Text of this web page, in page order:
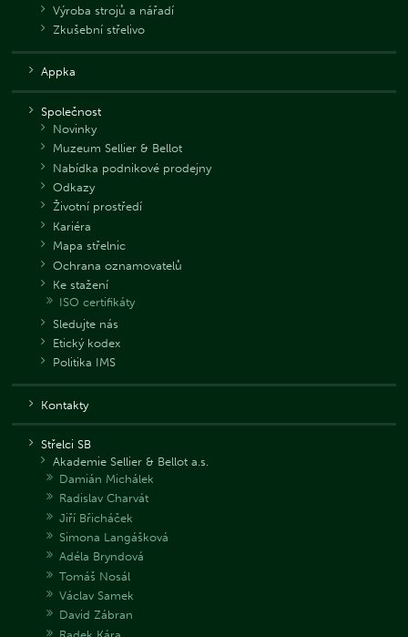
Výroba strojů a nářadí
Zkušební střelivo
Appka
Společnost
Novinky
Muzeum Sellier & Bellot
Nabídka podnikové prodejny
Odkazy
Životní prostředí
Kariéra
Mapa střelnic
Ochrana oznamovatelů
Ke stažení
ISO certifikáty
Sledujte nás
Etický kodex
Politika IMS
Kontakty
Střelci SB
Akademie Sellier & Bellot a.s.
Damián Michálek
Radislav Charvát
Jiří Břicháček
Simona Langášková
Adéla Bryndová
Tomáš Nosál
Václav Samek
David Zábran